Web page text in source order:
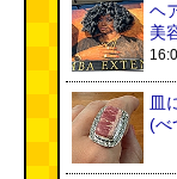
ヘ
美
皿
(べ